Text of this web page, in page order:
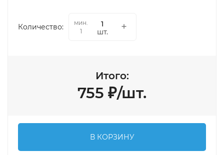
Количество:
мин.
1
шт.
Итого:
755 ₽/шт.
В КОРЗИНУ